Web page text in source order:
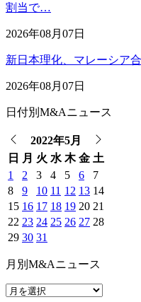
割当で…
2026年08月07日
新日本理化、マレーシア
2026年08月07日
日付別M&Aニュース
2022年5月
日
月 火 水 木 金 土
1
2 3 4 5 6
7
8
9 10 11 12 13 14
15 16 17 18 19 20 21
22 23 24 25 26 27 28
29 30 31
月別M&Aニュース